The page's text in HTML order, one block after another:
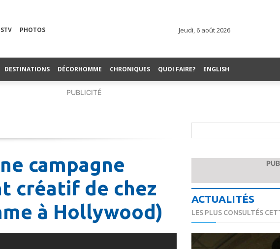
PHOTOS Jeudi, 6 août 2026
DESTINATIONS DÉCORHOMME CHRONIQUES QUOI FAIRE? ENGLISH
PUBLICITÉ
campagne
créatif de chez
à Hollywood)
ACTUALITÉS
LES PLUS CONSULTÉS